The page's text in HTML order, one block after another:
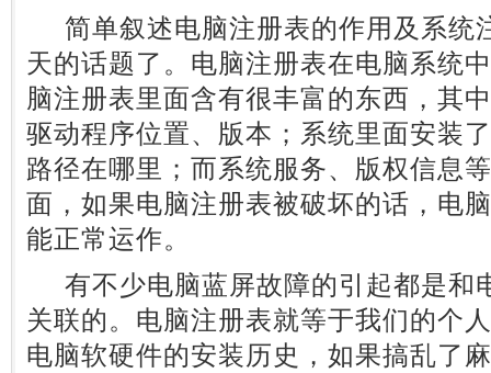
简单叙述电脑注册表的作用及系统
天的话题了。电脑注册表在电脑系统
脑注册表里面含有很丰富的东西，其
驱动程序位置、版本；系统里面安装
路径在哪里；而系统服务、版权信息
面，如果电脑注册表被破坏的话，电
能正常运作。
有不少电脑蓝屏故障的引起都是和
关联的。电脑注册表就等于我们的个
电脑软硬件的安装历史，如果搞乱了